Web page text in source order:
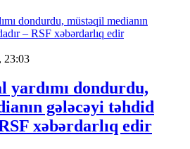
23:03
yardımı dondurdu,
gələcəyi təhdid
xəbərdarlıq edir